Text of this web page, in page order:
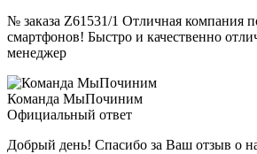
№ заказа Z61531/1 Отличная компания
смартфонов! Быстро и качественно
менеджер
Команда МыПочиним
Официальный ответ
Добрый день! Спасибо за Ваш отзыв о